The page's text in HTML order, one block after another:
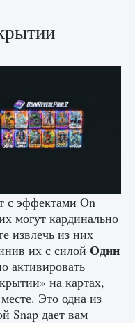
с эффектами On
могут кардинально
извлечь из них
их с силой Один
активировать
на картах,
Это одна из
Snap дает вам